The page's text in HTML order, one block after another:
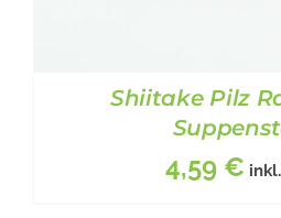
Shiitake Pilz
4,59 €